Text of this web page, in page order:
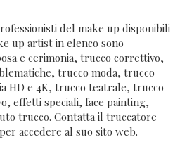
del make up disponibili
up artist in elenco sono
e cerimonia, trucco correttivo,
trucco moda, trucco
HD e 4K, trucco teatrale, trucco
effetti speciali, face painting,
trucco. Contatta il truccatore
accedere al suo sito web.